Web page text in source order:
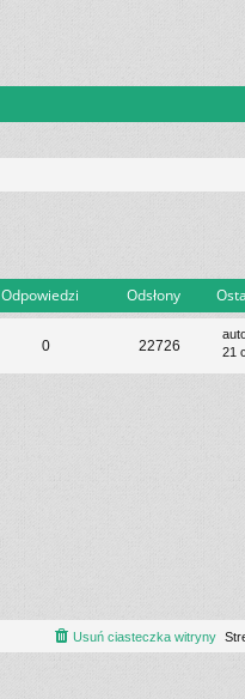
Odpowiedzi Odsłony
0 22726
21
Usuń ciasteczka witryny